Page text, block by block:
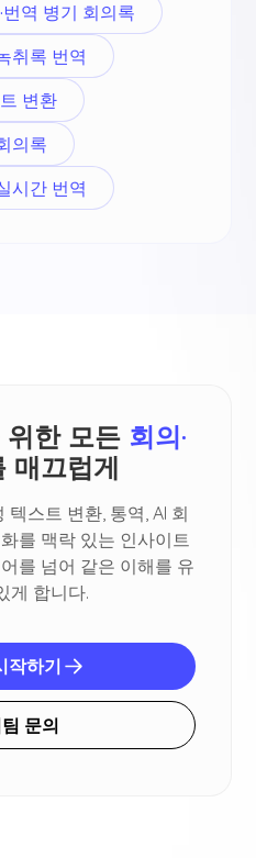
번역 병기 회의록
취록 번역
변환
의록
시간 번역
위한 모든 회의·
매끄럽게
스트 변환, 통역, AI 회
를 맥락 있는 인사이트
를 넘어 같은 이해를 유
게 합니다.
작하기
문의